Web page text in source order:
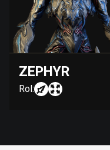
ZEPHYR
Rol: